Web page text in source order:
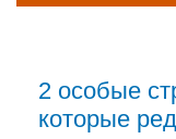
2 особые
которые